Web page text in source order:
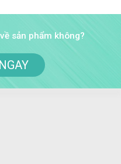
sản phẩm không?